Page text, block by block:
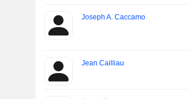
Joseph A. Caccamo
Jean Cailliau